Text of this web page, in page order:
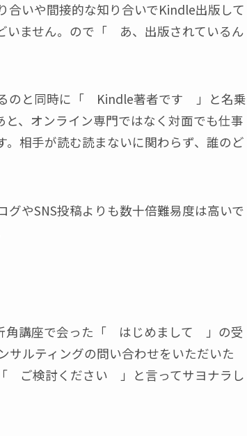
合いや間接的な知り合いでKindle出版して
いません。ので「 あ、出版されているん
のと同時に「 Kindle著者です 」と名乗
、オンライン専門ではなく対面でも仕事
相手が読む読まないに関わらず、誰のど
やSNS投稿よりも数十倍難易度は高いで
角講座で会った「 はじめまして 」の受
ルティングの問い合わせをいただいた
ご検討ください 」と言ってサヨナラし